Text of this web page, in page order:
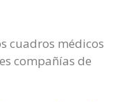
cuadros médicos
compañías de